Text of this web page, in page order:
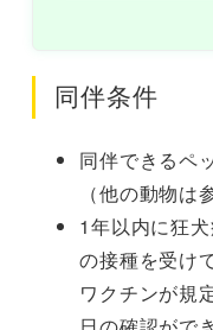
同伴条件
同伴できるペ
（他の動物は
1年以内に狂
の接種を受け
ワクチンが規